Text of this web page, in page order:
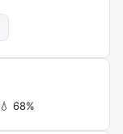
💧 68%